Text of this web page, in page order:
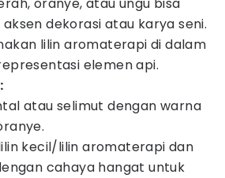
dekorasi atau karya seni.
lilin aromaterapi di dalam
elemen api.
atau selimut dengan warna
kecil/lilin aromaterapi dan
cahaya hangat untuk